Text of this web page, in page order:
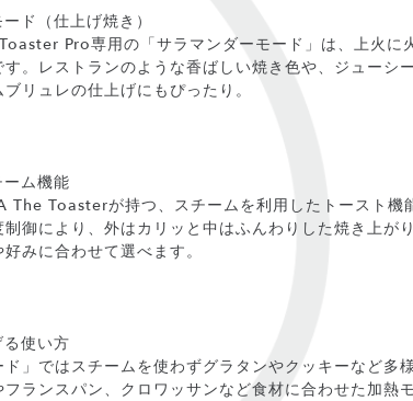
ド（仕上げ焼き）
Pro専用の「サラマンダーモード」は、上火に
。レストランのような香ばしい焼き色や、ジューシ
リュレの仕上げにもぴったり。
ム機能
The Toasterが持つ、スチームを利用したトースト機
御により、外はカリッと中はふんわりした焼き上が
みに合わせて選べます。
使い方
ド」ではスチームを使わずグラタンやクッキーなど
ランスパン、クロワッサンなど食材に合わせた加熱